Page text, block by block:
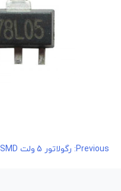
راهبری
Previous: رگولاتور 5 ولت 78L05 SMD